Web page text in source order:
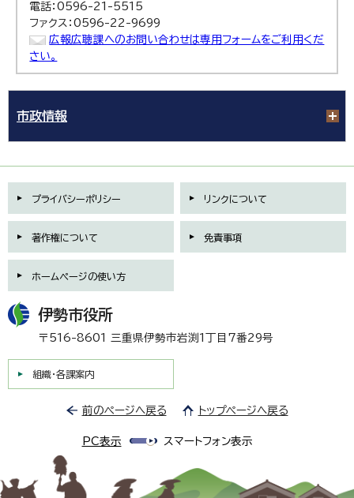
電話：0596-21-5515
ファクス：0596-22-9699
広報広聴課へのお問い合わせは専用フォームをご利用くだ
さい。
市政情報
プライバシーポリシー リンクについて
著作権について 免責事項
ホームページの使い方
伊勢市役所
〒516-8601 三重県伊勢市岩渕1丁目7番29号
組織・各課案内
前のページへ戻る トップページへ戻る
PC表示 スマートフォン表示